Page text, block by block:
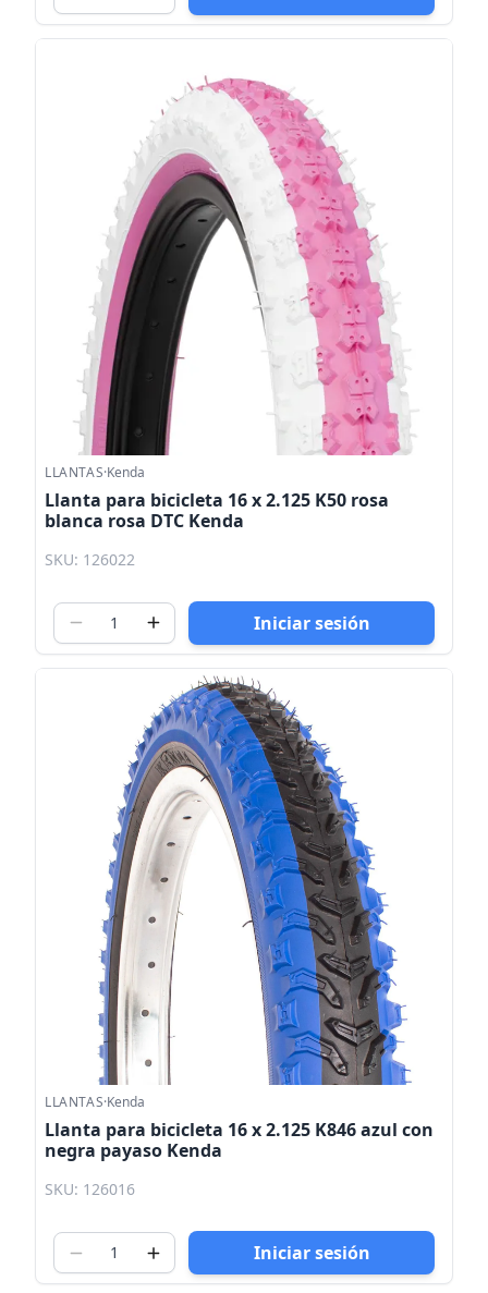
LLANTAS·Kenda
Llanta para bicicleta 16 x 2.125 K50 rosa
blanca rosa DTC Kenda
SKU: 126022
Iniciar sesión
LLANTAS·Kenda
Llanta para bicicleta 16 x 2.125 K846 azul con
negra payaso Kenda
SKU: 126016
Iniciar sesión